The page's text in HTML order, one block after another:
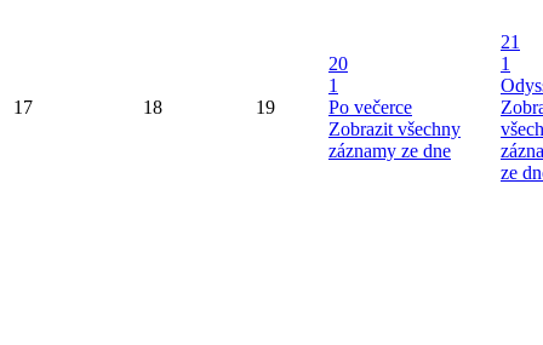
17 18 19
20
1
Po večerce
Zobrazit všechny
záznamy ze dne
21
1
ze